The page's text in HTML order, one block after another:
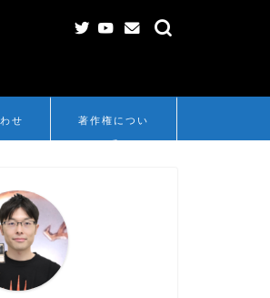
せ
著作権につい
て